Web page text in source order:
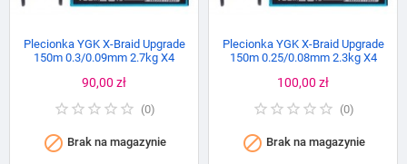
Plecionka YGK X-Braid Upgrade
150m 0.3/0.09mm 2.7kg X4
Cena
90,00 zł
(0)
 Brak na magazynie
Plecionka YGK X-Braid Upgrade
150m 0.25/0.08mm 2.3kg X4
Cena
100,00 zł
(0)
 Brak na magazynie